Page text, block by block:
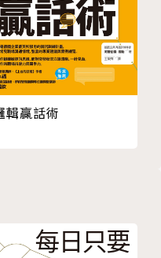
向的讀者來說，這本
原本予人的工具感，進
大平臺」。而這些跨域
各產業生存與共榮的唯
向的讀者來說，這本
關發展，當你發現AI＋
的日常生活時，之後要
輯贏話術